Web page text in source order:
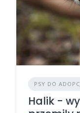
PSY DO
Halik -